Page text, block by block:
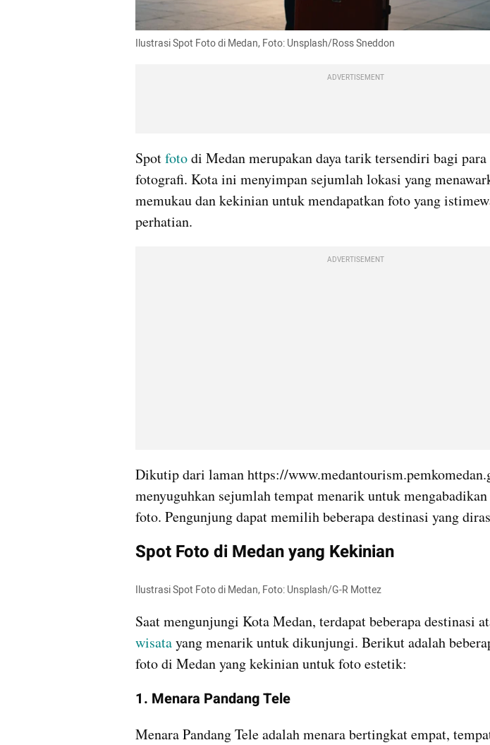
Ilustrasi Spot Foto di Medan, Foto: Unsplash/Ross Sneddon
ADVERTISEMENT
Spot foto di Medan merupakan daya tarik tersendiri bagi
fotografi. Kota ini menyimpan sejumlah lokasi yang
memukau dan kekinian untuk mendapatkan foto yang
perhatian.
ADVERTISEMENT
Dikutip dari laman https://
menyuguhkan sejumlah tempat menarik untuk
foto. Pengunjung dapat memilih beberapa destinasi yang
Spot Foto di Medan yang Kekinian
Ilustrasi Spot Foto di Medan, Foto: Unsplash/G-R Mottez
Saat mengunjungi Kota Medan, terdapat beberapa destinasi
wisata yang menarik untuk dikunjungi. Berikut adalah
foto di Medan yang kekinian untuk foto estetik:
1. Menara Pandang Tele
Menara Pandang Tele adalah menara bertingkat empat,